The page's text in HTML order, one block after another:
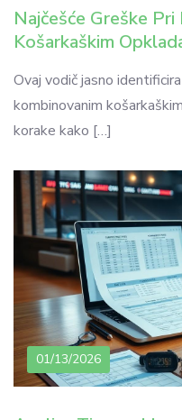
Najčešće Greške
Košarkaškim
Ovaj vodič jasno
kombinovanim
korake kako […]
01/13/2026